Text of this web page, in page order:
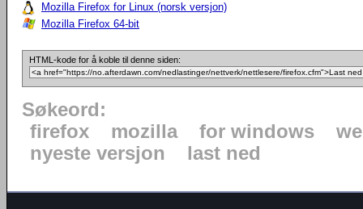
Mozilla Firefox for Linux (norsk versjon)
Mozilla Firefox 64-bit
HTML-kode for å koble til denne siden:
Søkeord:
firefox
mozilla for windows
nyeste versjon
last ned